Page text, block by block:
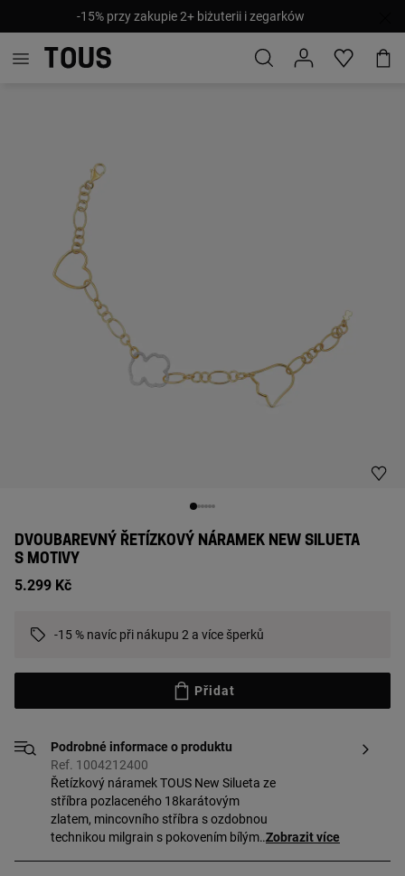
-15% przy zakupie 2+ biżuterii i zegarków
DVOUBAREVNÝ ŘETÍZKOVÝ NÁRAMEK NEW SILUETA
S MOTIVY
5.299 Kč
-15 % navíc při nákupu 2 a více šperků
Přidat
Podrobné informace o produktu
Ref. 1004212400
Řetízkový náramek TOUS New Silueta ze
stříbra pozlaceného 18karátovým
zlatem, mincovního stříbra s ozdobnou
technikou milgrain s pokovením bílým Zobrazit více